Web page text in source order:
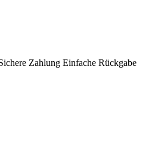
Zahlung Einfache Rückgabe